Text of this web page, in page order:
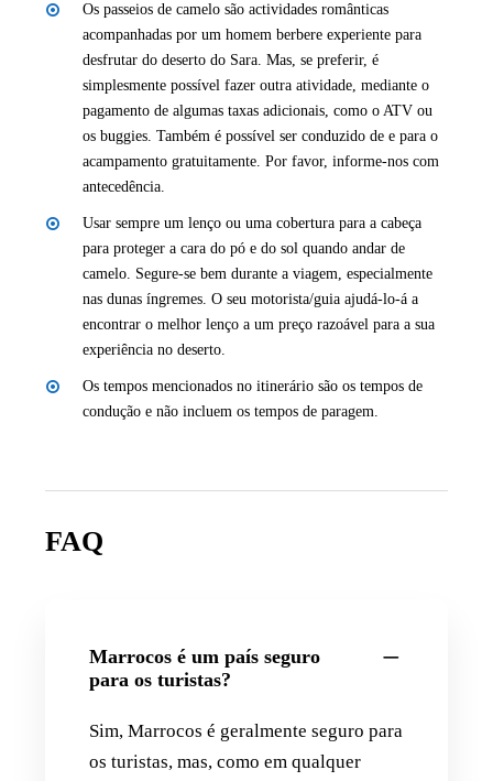
Os passeios de camelo são actividades românticas
acompanhadas por um homem berbere experiente para
desfrutar do deserto do Sara. Mas, se preferir, é
simplesmente possível fazer outra atividade, mediante o
pagamento de algumas taxas adicionais, como o ATV ou
os buggies. Também é possível ser conduzido de e para o
acampamento gratuitamente. Por favor, informe-nos com
antecedência.
Usar sempre um lenço ou uma cobertura para a cabeça
para proteger a cara do pó e do sol quando andar de
camelo. Segure-se bem durante a viagem, especialmente
nas dunas íngremes. O seu motorista/guia ajudá-lo-á a
encontrar o melhor lenço a um preço razoável para a sua
experiência no deserto.
Os tempos mencionados no itinerário são os tempos de
condução e não incluem os tempos de paragem.
FAQ
Marrocos é um país seguro
para os turistas?
Sim, Marrocos é geralmente seguro para
os turistas, mas, como em qualquer